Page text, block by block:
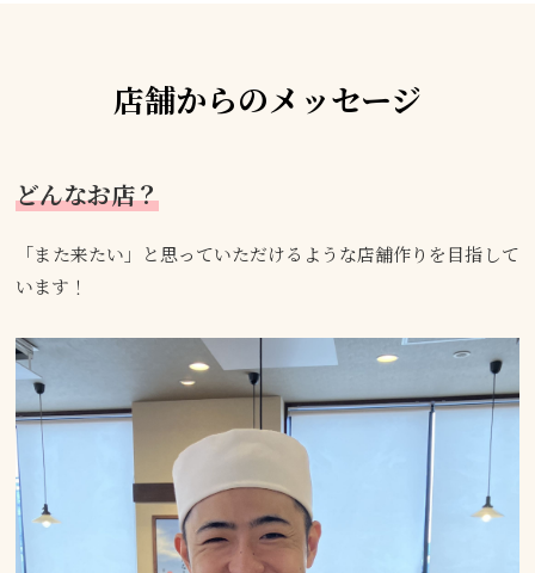
店舗からのメッセージ
どんなお店？
「また来たい」と思っていただけるような店舗作りを目指して
います！